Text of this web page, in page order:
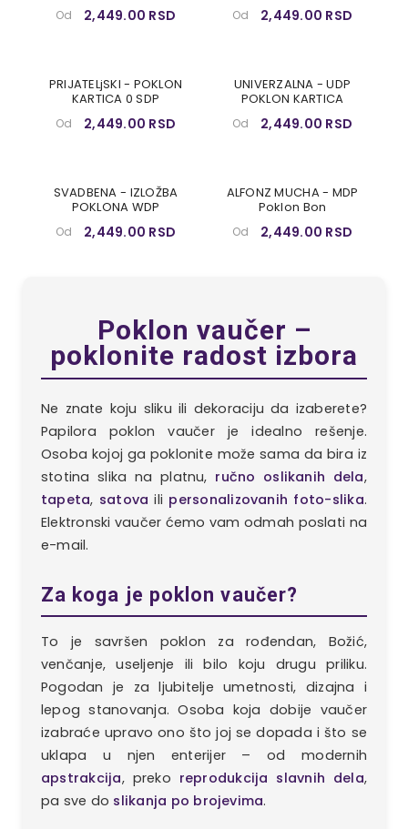
Od 2,449.00 RSD Od 2,449.00 RSD
PRIJATELjSKI - POKLON
KARTICA 0 SDP
Od 2,449.00 RSD
UNIVERZALNA - UDP
POKLON KARTICA
Od 2,449.00 RSD
SVADBENA - IZLOŽBA
POKLONA WDP
Od 2,449.00 RSD
ALFONZ MUCHA - MDP
Poklon Bon
Od 2,449.00 RSD
Poklon vaučer –
poklonite radost izbora
Ne znate koju sliku ili dekoraciju da izaberete?
Papilora poklon vaučer je idealno rešenje.
Osoba kojoj ga poklonite može sama da bira iz
stotina slika na platnu, ručno oslikanih dela,
tapeta, satova ili personalizovanih foto-slika.
Elektronski vaučer ćemo vam odmah poslati na
e-mail.
Za koga je poklon vaučer?
To je savršen poklon za rođendan, Božić,
venčanje, useljenje ili bilo koju drugu priliku.
Pogodan je za ljubitelje umetnosti, dizajna i
lepog stanovanja. Osoba koja dobije vaučer
izabraće upravo ono što joj se dopada i što se
uklapa u njen enterijer – od modernih
apstrakcija, preko reprodukcija slavnih dela,
pa sve do slikanja po brojevima.